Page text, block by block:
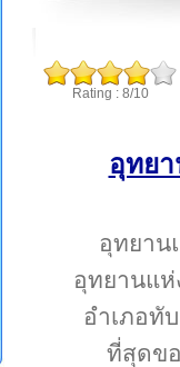
Rating : 8/10
อุทย
อุทยาน
อุทยานแห่
อำเภอทั
ที่สุดข